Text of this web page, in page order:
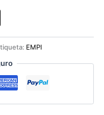
EMPI